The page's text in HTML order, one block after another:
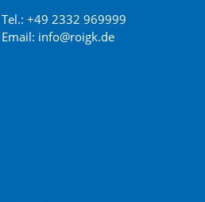
Tel.: +49 2332 969999
Email: info@roigk.de